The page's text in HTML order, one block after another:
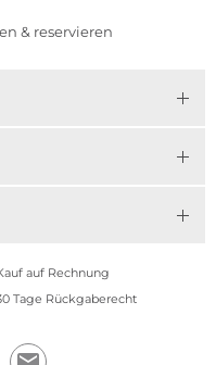
& reservieren
auf Rechnung
Tage Rückgaberecht